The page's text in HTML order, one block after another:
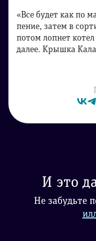
«Все будет как по
пение, затем в
потом лопнет
далее. Крышка
И это
Не забудьте